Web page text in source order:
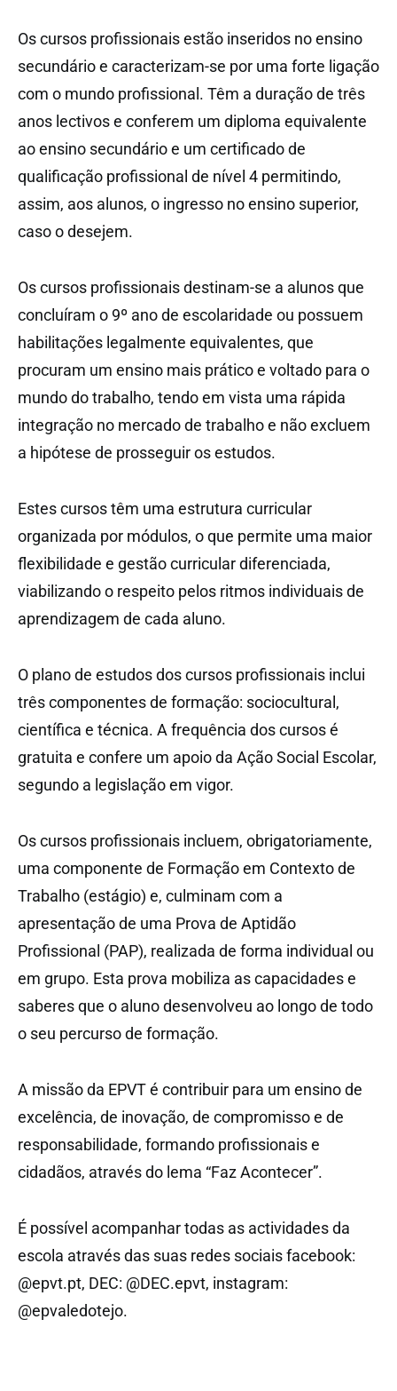
Os cursos profissionais estão inseridos no ensino
secundário e caracterizam-se por uma forte ligação
com o mundo profissional. Têm a duração de três
anos lectivos e conferem um diploma equivalente
ao ensino secundário e um certificado de
qualificação profissional de nível 4 permitindo,
assim, aos alunos, o ingresso no ensino superior,
caso o desejem.
Os cursos profissionais destinam-se a alunos que
concluíram o 9º ano de escolaridade ou possuem
habilitações legalmente equivalentes, que
procuram um ensino mais prático e voltado para o
mundo do trabalho, tendo em vista uma rápida
integração no mercado de trabalho e não excluem
a hipótese de prosseguir os estudos.
Estes cursos têm uma estrutura curricular
organizada por módulos, o que permite uma maior
flexibilidade e gestão curricular diferenciada,
viabilizando o respeito pelos ritmos individuais de
aprendizagem de cada aluno.
O plano de estudos dos cursos profissionais inclui
três componentes de formação: sociocultural,
científica e técnica. A frequência dos cursos é
gratuita e confere um apoio da Ação Social Escolar,
segundo a legislação em vigor.
Os cursos profissionais incluem, obrigatoriamente,
uma componente de Formação em Contexto de
Trabalho (estágio) e, culminam com a
apresentação de uma Prova de Aptidão
Profissional (PAP), realizada de forma individual ou
em grupo. Esta prova mobiliza as capacidades e
saberes que o aluno desenvolveu ao longo de todo
o seu percurso de formação.
A missão da EPVT é contribuir para um ensino de
excelência, de inovação, de compromisso e de
responsabilidade, formando profissionais e
cidadãos, através do lema “Faz Acontecer”.
É possível acompanhar todas as actividades da
escola através das suas redes sociais facebook:
@epvt.pt, DEC: @DEC.epvt, instagram:
@epvaledotejo.